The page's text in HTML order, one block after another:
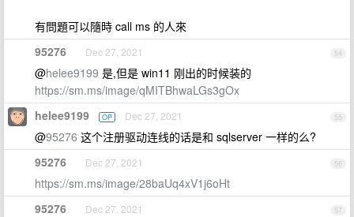
有問題可以隨時 call ms 的人來
54
95276 Dec 27, 2021
@helee9199 是,但是 win11 刚出的时候装的
https://sm.ms/image/qMITBhwaLGs3gOx
55
helee9199 OP Dec 27, 2021
@95276 这个注册驱动连线的话是和 sqlserver 一样的么?
56
95276 Dec 27, 2021
https://sm.ms/image/28baUq4xV1j6oHt
57
95276 Dec 27, 2021